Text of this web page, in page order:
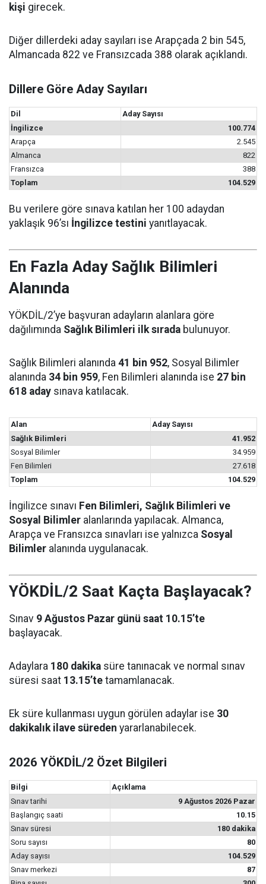
kişi girecek.
Diğer dillerdeki aday sayıları ise Arapçada 2 bin 545,
Almancada 822 ve Fransızcada 388 olarak açıklandı.
Dillere Göre Aday Sayıları
Dil
Aday Sayısı
İngilizce
100.774
Arapça
2.545
Almanca
822
Fransızca
388
Toplam
104.529
Bu verilere göre sınava katılan her 100 adaydan
yaklaşık 96’sı İngilizce testini yanıtlayacak.
En Fazla Aday Sağlık Bilimleri
Alanında
YÖKDİL/2’ye başvuran adayların alanlara göre
dağılımında Sağlık Bilimleri ilk sırada bulunuyor.
Sağlık Bilimleri alanında 41 bin 952, Sosyal Bilimler
alanında 34 bin 959, Fen Bilimleri alanında ise 27 bin
618 aday sınava katılacak.
Alan
Aday Sayısı
Sağlık Bilimleri
41.952
Sosyal Bilimler
34.959
Fen Bilimleri
27.618
Toplam
104.529
İngilizce sınavı Fen Bilimleri, Sağlık Bilimleri ve
Sosyal Bilimler alanlarında yapılacak. Almanca,
Arapça ve Fransızca sınavları ise yalnızca Sosyal
Bilimler alanında uygulanacak.
YÖKDİL/2 Saat Kaçta Başlayacak?
Sınav 9 Ağustos Pazar günü saat 10.15’te
başlayacak.
Adaylara 180 dakika süre tanınacak ve normal sınav
süresi saat 13.15’te tamamlanacak.
Ek süre kullanması uygun görülen adaylar ise 30
dakikalık ilave süreden yararlanabilecek.
2026 YÖKDİL/2 Özet Bilgileri
Bilgi
Açıklama
Sınav tarihi
9 Ağustos 2026 Pazar
Başlangıç saati
10.15
Sınav süresi
180 dakika
Soru sayısı
80
Aday sayısı
104.529
Sınav merkezi
87